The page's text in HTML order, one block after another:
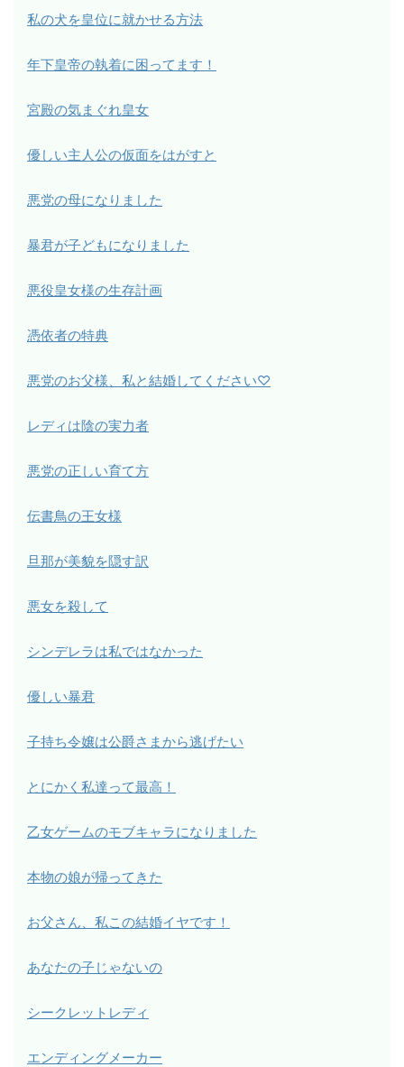
私の犬を皇位に就かせる方法
年下皇帝の執着に困ってます！
宮殿の気まぐれ皇女
優しい主人公の仮面をはがすと
悪党の母になりました
暴君が子どもになりました
悪役皇女様の生存計画
憑依者の特典
悪党のお父様、私と結婚してください♡
レディは陰の実力者
悪党の正しい育て方
伝書鳥の王女様
旦那が美貌を隠す訳
悪女を殺して
シンデレラは私ではなかった
優しい暴君
子持ち令嬢は公爵さまから逃げたい
とにかく私達って最高！
乙女ゲームのモブキャラになりました
本物の娘が帰ってきた
お父さん、私この結婚イヤです！
あなたの子じゃないの
シークレットレディ
エンディングメーカー